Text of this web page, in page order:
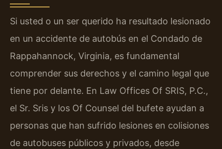
Si usted o un ser querido ha resultado lesionado
en un accidente de autobús en el Condado de
Rappahannock, Virginia, es fundamental
comprender sus derechos y el camino legal que
tiene por delante. En Law Offices Of SRIS, P.C.,
el Sr. Sris y los Of Counsel del bufete ayudan a
personas que han sufrido lesiones en colisiones
de autobuses públicos y privados, desde